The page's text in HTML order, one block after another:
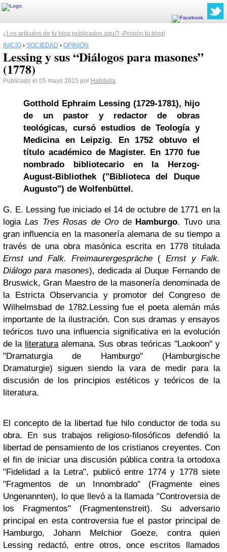
¿Los artículos de tu blog publicados aquí? ¡Propón tu blog!
INICIO › SOCIEDAD › OPINIÓN
Lessing y sus “Diálogos para masones”
(1778)
Publicado el 05 mayo 2015 por Habitalia
Gotthold Ephraim Lessing (1729-1781), hijo
de un pastor y redactor de obras
teológicas, cursó estudios de Teología y
Medicina en Leipzig. En 1752 obtuvo el
título académico de Magister. En 1770 fue
nombrado bibliotecario en la Herzog-
August-Bibliothek ("Biblioteca del Duque
Augusto") de Wolfenbüttel.
G. E. Lessing fue iniciado el 14 de octubre de 1771 en la
logia Las Tres Rosas de Orode Hamburgo. Tuvo una
gran influencia en la masonería alemana de su tiempo a
través de una obra masónica escrita en 1778 titulada
Ernst und Falk. Freimaurergespräche(Ernst y Falk.
Diálogo para masones), dedicada al Duque Fernando de
Bruswick, Gran Maestro de la masonería denominada de
la Estricta Observancia y promotor del Congreso de
Wilhelmsbad de 1782.Lessing fue el poeta alemán más
importante de la ilustración. Con sus dramas y ensayos
teóricos tuvo una influencia significativa en la evolución
de la literaturaalemana. Sus obras teóricas "Laokoon" y
"Dramaturgia de Hamburgo" (Hamburgische
Dramaturgie) siguen siendo la vara de medir para la
discusión de los principios estéticos y teóricos de la
literatura.
El concepto de la libertad fue hilo conductor de toda su
obra. En sus trabajos religioso-filosóficos defendió la
libertad de pensamiento de los cristianos creyentes. Con
el fin de iniciar una discusión pública contra la ortodoxa
"Fidelidad a la Letra", publicó entre 1774 y 1778 siete
"Fragmentos de un Innombrado" (Fragmente eines
Ungenannten), lo que llevó a la llamada "Controversia de
los Fragmentos" (Fragmentenstreit). Su adversario
principal en esta controversia fue el pastor principal de
Hamburgo, Johann Melchior Goeze, contra quien
Lessing redactó, entre otros, once escritos llamados